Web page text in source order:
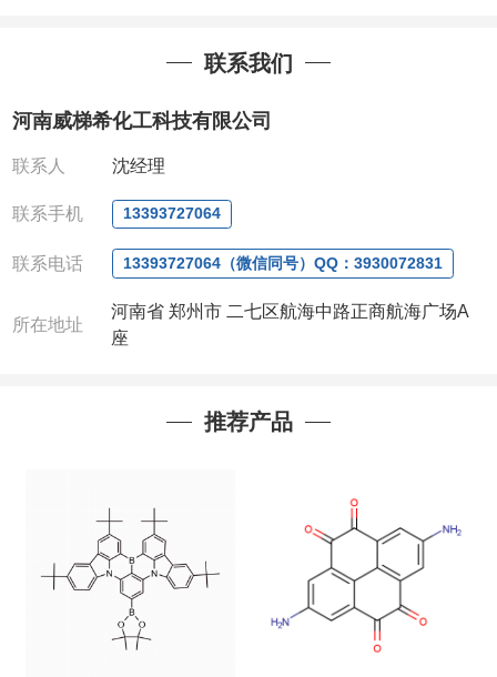
可根据客户需求进行分装
我司对高校及科研单位先发货和
全额退款,并承担所有运费。
:0371-63377391/13393727064
QQ:3930072831
微信 :13393727064
联系人: 沈晓东(欢迎致电
联系我们
河南威梯希化工科技有限公司
联系人 沈经理
联系手机 13393727064
联系电话 13393727064（微信同号）QQ：3930072831
所在地址
河南省 郑州市 二七区航海中路正商航海广场A
座
推荐产品